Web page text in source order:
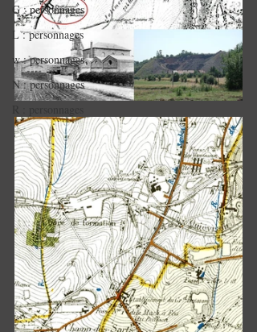
G : personnages
L : personnages
w : personnages
N : personnages